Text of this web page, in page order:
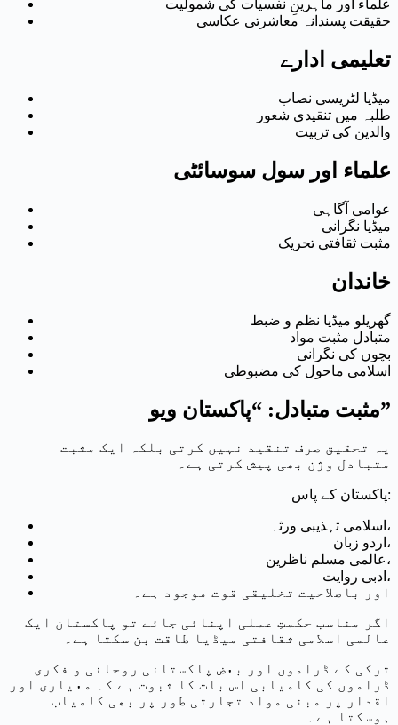
علماء اور ماہرینِ نفسیات کی شمولیت
حقیقت پسندانہ معاشرتی عکاسی
تعلیمی ادارے
میڈیا لٹریسی نصاب
طلبہ میں تنقیدی شعور
والدین کی تربیت
علماء اور سول سوسائٹی
عوامی آگاہی
میڈیا نگرانی
مثبت ثقافتی تحریک
خاندان
گھریلو میڈیا نظم و ضبط
متبادل مثبت مواد
بچوں کی نگرانی
اسلامی ماحول کی مضبوطی
مثبت متبادل: “پاکستان ویو”
یہ تحقیق صرف تنقید نہیں کرتی بلکہ ایک مثبت
متبادل وژن بھی پیش کرتی ہے۔
پاکستان کے پاس:
اسلامی تہذیبی ورثہ،
اردو زبان،
عالمی مسلم ناظرین،
ادبی روایت،
اور باصلاحیت تخلیقی قوت موجود ہے۔
اگر مناسب حکمتِ عملی اپنائی جائے تو پاکستان ایک
عالمی اسلامی ثقافتی میڈیا طاقت بن سکتا ہے۔
ترکی کے ڈراموں اور بعض پاکستانی روحانی و فکری
ڈراموں کی کامیابی اس بات کا ثبوت ہے کہ معیاری اور
اقدار پر مبنی مواد تجارتی طور پر بھی کامیاب
ہوسکتا ہے۔